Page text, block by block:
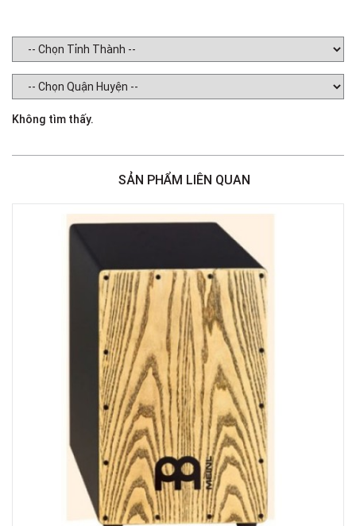
Không tìm thấy.
SẢN PHẨM LIÊN QUAN